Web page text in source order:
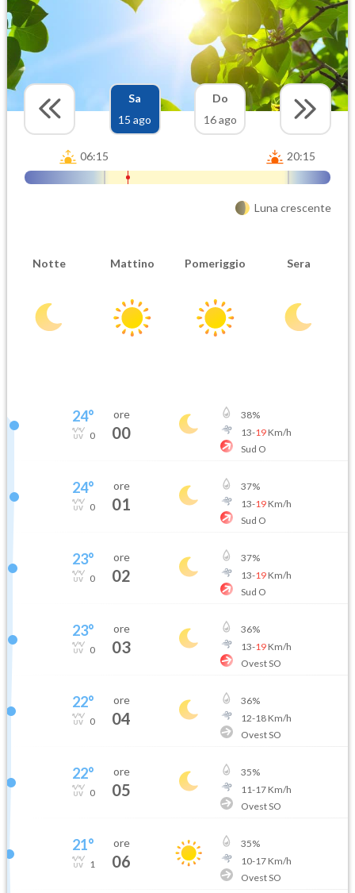
Sa
15 ago
Do
16 ago
06:15 20:15
Luna crescente
Notte Mattino Pomeriggio Sera
24°
0
ore
00
38%
13-19Km/h
Sud O
24°
0
ore
01
37%
13-19Km/h
Sud O
23°
0
ore
02
37%
13-19Km/h
Sud O
23°
0
ore
03
36%
13-19Km/h
Ovest SO
22°
0
ore
04
36%
12-18Km/h
Ovest SO
22°
0
ore
05
35%
11-17Km/h
Ovest SO
21°
1
ore
06
35%
10-17Km/h
Ovest SO